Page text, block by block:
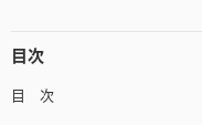
目次
目 次